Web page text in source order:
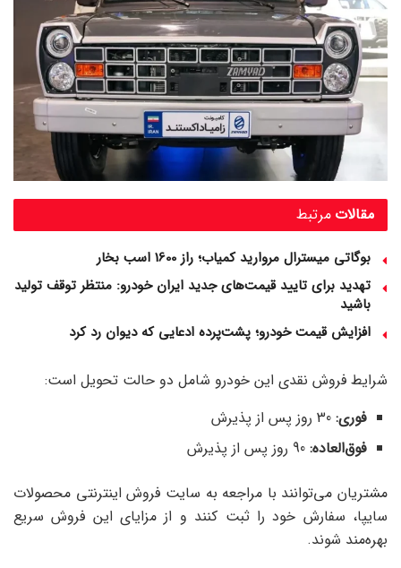
مرتبط مقالات
بوگاتی میسترال مروارید کمیاب؛ راز 1600 اسب‌ بخار
تهدید برای تایید قیمت‌های جدید ایران خودرو: منتظر توقف تولید
باشید
افزایش قیمت خودرو؛ پشت‌پرده ادعایی که دیوان رد کرد
شرایط فروش نقدی این خودرو شامل دو حالت تحویل است:
فوری:
فوق‌العاده:
مشتریان می‌توانند با مراجعه به سایت فروش اینترنتی محصولات
سایپا، سفارش خود را ثبت کنند و از مزایای این فروش سریع
بهره‌مند شوند.